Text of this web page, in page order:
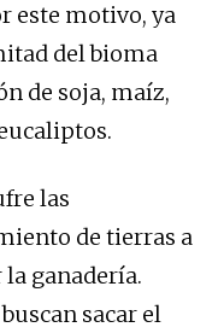
este motivo, ya
del bioma
de soja, maíz,
las
de tierras a
ganadería.
sacar el